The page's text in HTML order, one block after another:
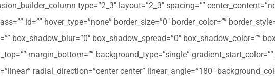
type=”2_3″ layout=”2_3″ spacing=””
id=”” hover_type=”none” border_size=”0″ border_color=””
box_shadow_blur=”0″ box_shadow_spread=”0″ box_shadow_color=””
margin_bottom=”” background_type=”single”
radial_direction=”center center” linear_angle=”180″